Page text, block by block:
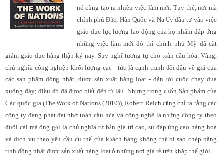
nó cũng tạo ra nhiều việc làm mới. Tuy thế, nơi mà
chính phủ Đức, Hàn Quốc và Na Uy đầu tư vào việc
giáo dục lực lượng lao động của họ nhằm đáp ứng
những việc làm mới đó thì chính phủ Mỹ đã cắt
giảm giáo dục hàng thập kỷ nay. Suy nghĩ tương tự cho toàn cầu hóa. Vâng,
chủ nghĩa công nghiệp khối lượng cao - tức là cạnh tranh đối đầu về giá của
các sản phẩm đồng nhất, được sản xuất hàng loạt - dẫn tới cuộc chạy đua
xuống đáy; điều đó đã được biết đến từ lâu. Nhưng trong cuốn Sản phẩm của
Các quốc gia (The Work of Nations (2010)), Robert Reich cũng chỉ ra rằng các
công ty đang phát đạt nhờ toàn cầu hóa và công nghệ là những công ty theo
đuổi cái mà ông gọi là chủ nghĩa tư bản giá trị cao, sự đáp ứng cao hàng hoá
và dịch vụ theo yêu cầu cụ thể của khách hàng không thể bị sao chép bằng
tính đồng nhất được sản xuất hàng loạt ở những nơi giá rẻ trên khắp thế giới.